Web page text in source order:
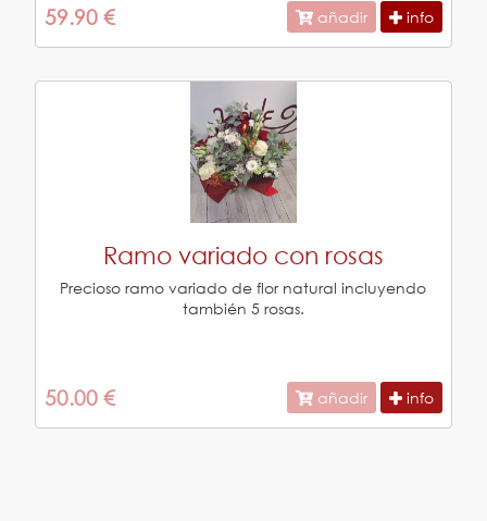
59.90 € añadir info
Ramo variado con rosas
Precioso ramo variado de flor natural incluyendo
también 5 rosas.
50.00 € añadir info